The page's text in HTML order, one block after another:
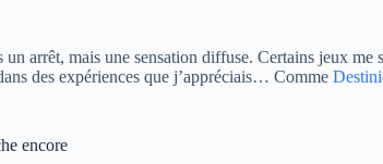
un arrêt, mais une sensation diffuse. Certains jeux
des expériences que j’appréciais… Comme
encore